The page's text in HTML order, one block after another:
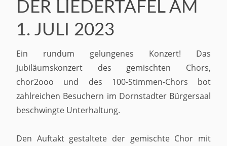
DER LIEDERTAFEL AM
1. JULI 2023
Ein rundum gelungenes Konzert! Das
Jubiläumskonzert des gemischten Chors,
chor2ooo und des 100-Stimmen-Chors bot
zahlreichen Besuchern im Dornstadter Bürgersaal
beschwingte Unterhaltung.
Den Auftakt gestaltete der gemischte Chor mit